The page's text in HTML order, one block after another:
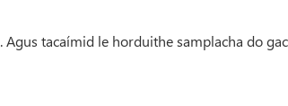
tacaímid le horduithe samplacha do